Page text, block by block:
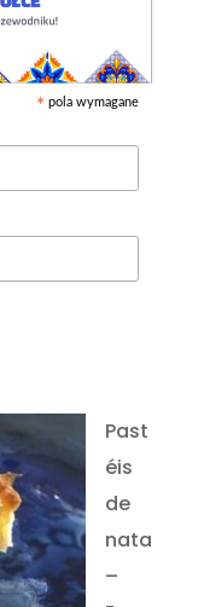
* pola wymagane
Past
éis
de
nata
–